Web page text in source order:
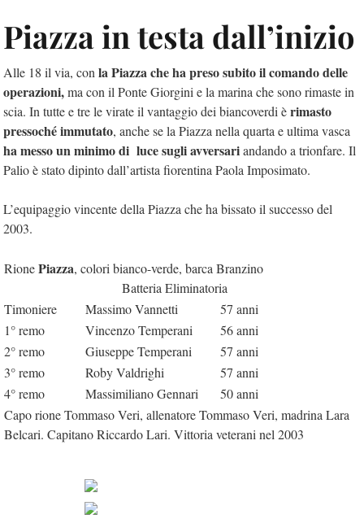
Piazza in testa dall’inizio
Alle 18 il via, con la Piazza che ha preso subito il comando delle
operazioni,ma con il Ponte Giorgini e la marina che sono rimaste in
scia. In tutte e tre le virate il vantaggio dei biancoverdi èrimasto
pressoché immutato, anche se la Piazza nella quarta e ultima vasca
ha messo un minimo di luce sugli avversariandando a trionfare. Il
Palio è stato dipinto dall’artista fiorentina Paola Imposimato.
L’equipaggio vincente della Piazza che ha bissato il successo del
2003.
RionePiazza, colori bianco-verde, barca Branzino
Batteria Eliminatoria
Timoniere
Massimo Vannetti
57 anni
1° remo
Vincenzo Temperani
56 anni
2° remo
Giuseppe Temperani
57 anni
3° remo
Roby Valdrighi
57 anni
4° remo
Massimiliano Gennari
50 anni
Capo rione Tommaso Veri, allenatore Tommaso Veri, madrina Lara
Belcari. Capitano Riccardo Lari. Vittoria veterani nel 2003